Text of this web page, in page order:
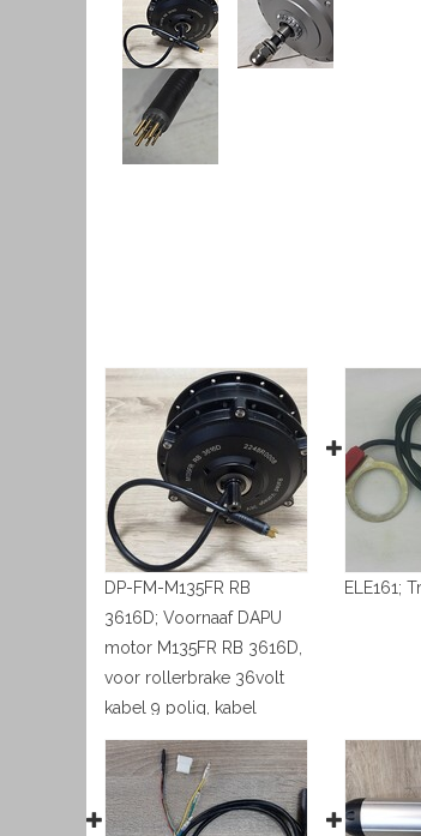
DP-FM-M135FR RB
3616D; Voornaaf DAPU
motor M135FR RB 3616D,
voor rollerbrake 36volt
kabel 9 polig, kabel
rechts
ELE161;